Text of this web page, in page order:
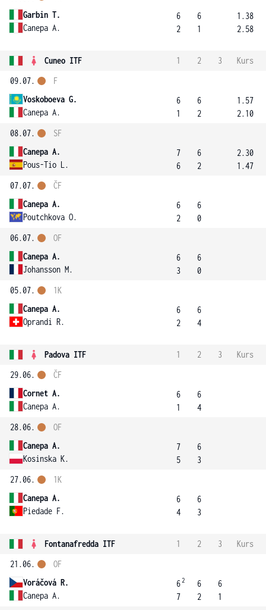
Garbin T.
Canepa A.
6
2
6
1
1.38
2.58
Cuneo ITF 1 2 3
Kurs
09.07.
Voskoboeva G.
Canepa A.
F
6
1
6
2
1.57
2.10
08.07.
Canepa A.
Pous-Tio L.
SF
7
6
6
2
2.30
1.47
07.07.
Canepa A.
Poutchkova O.
ČF
6
2
6
0
06.07.
Canepa A.
Johansson M.
OF
6
3
6
0
05.07.
Canepa A.
Oprandi R.
1K
6
2
6
4
Padova ITF 1 2 3
Kurs
29.06.
Cornet A.
Canepa A.
ČF
6
1
6
4
28.06.
Canepa A.
Kosinska K.
OF
7
5
6
3
27.06.
Canepa A.
Piedade F.
1K
6
4
6
3
Fontanafredda ITF 1 2 3
Kurs
21.06.
Voráčová R.
Canepa A.
OF
62
7
6
2
6
1